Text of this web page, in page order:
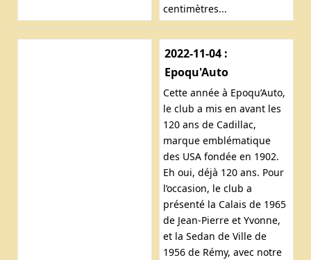
centimètres...
2022-11-04 :
Epoqu'Auto
Cette année à Epoqu’Auto,
le club a mis en avant les
120 ans de Cadillac,
marque emblématique
des USA fondée en 1902.
Eh oui, déjà 120 ans. Pour
l’occasion, le club a
présenté la Calais de 1965
de Jean-Pierre et Yvonne,
et la Sedan de Ville de
1956 de Rémy, avec notre